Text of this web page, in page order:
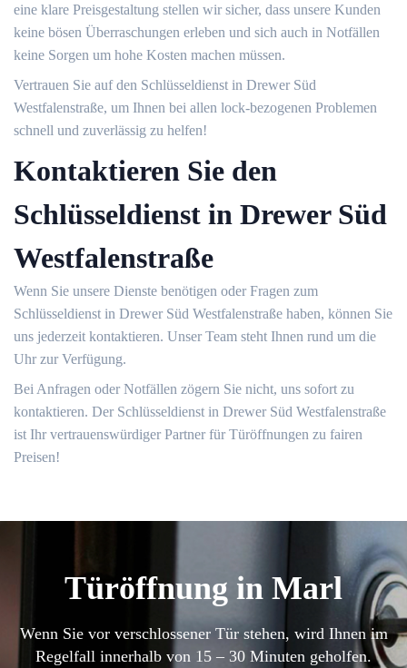
eine klare Preisgestaltung stellen wir sicher, dass unsere Kunden
keine bösen Überraschungen erleben und sich auch in Notfällen
keine Sorgen um hohe Kosten machen müssen.​
Vertrauen Sie auf den Schlüsseldienst in Drewer Süd
Westfalenstraße, um Ihnen bei allen lock-bezogenen Problemen
schnell und zuverlässig zu helfen!​
Kontaktieren Sie den
Schlüsseldienst in Drewer Süd
Westfalenstraße
Wenn Sie unsere Dienste benötigen oder Fragen zum
Schlüsseldienst in Drewer Süd Westfalenstraße haben, können Sie
uns jederzeit kontaktieren.​ Unser Team steht Ihnen rund um die
Uhr zur Verfügung.​
Bei Anfragen oder Notfällen zögern Sie nicht, uns sofort zu
kontaktieren.​ Der Schlüsseldienst in Drewer Süd Westfalenstraße
ist Ihr vertrauenswürdiger Partner für Türöffnungen zu fairen
Preisen!​
Türöffnung in Marl
Wenn Sie vor verschlossener Tür stehen, wird Ihnen im
Regelfall innerhalb von 15 – 30 Minuten geholfen.